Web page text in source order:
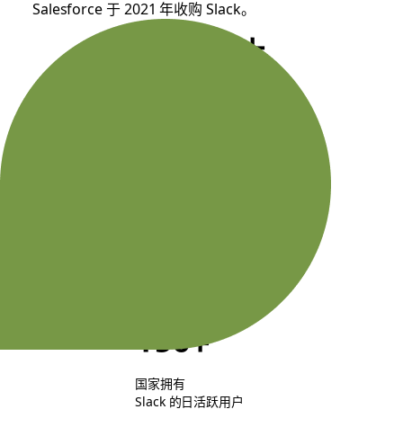
Salesforce 于 2021 年收购 Slack。
20 万以上
150+
国家拥有
Slack 的日活跃用户